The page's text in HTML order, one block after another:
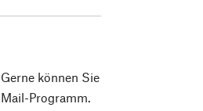
können Sie
Programm.